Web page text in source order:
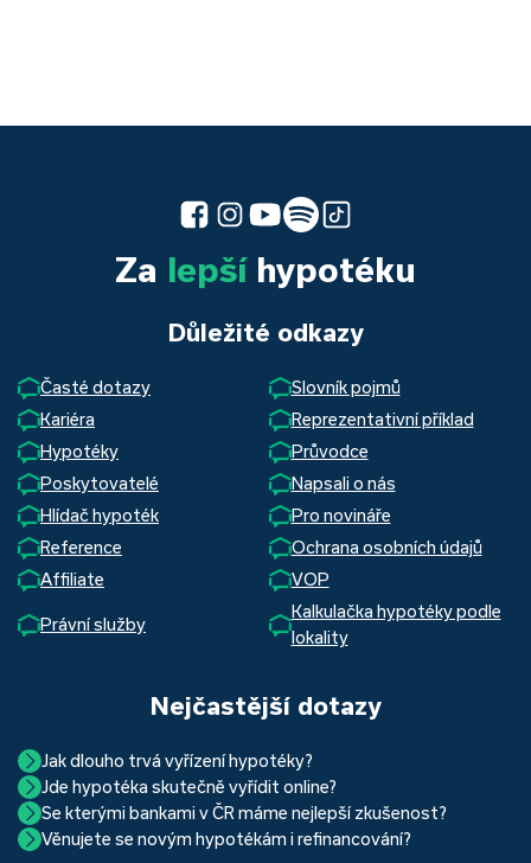
Za lepšíhypotéku
Důležité odkazy
Časté dotazy
Slovník pojmů
Kariéra
Reprezentativní příklad
Hypotéky
Průvodce
Poskytovatelé
Napsali o nás
Hlídač hypoték
Pro novináře
Reference
Ochrana osobních údajů
Affiliate
VOP
Právní služby
Kalkulačka hypotéky podle
lokality
Nejčastější dotazy
Jak dlouho trvá vyřízení hypotéky?
Hypotéka se dá zvládnout za měsíc i za tři. Nejčastěji její
uzavření trvá okolo 2 měsíců. Důvodem je především
schvalovací proces na straně bank. Existuje však řada cest,
Jde hypotéka skutečně vyřídit online?
Ano, skutečně jde. Díky moderním technologiím, které
používáme, již do banky při vyřizování hypotéky skutečně
Se kterými bankami v ČR máme nejlepší zkušenost?
Nejvíce proklientská je určitě Hypoteční banka. Svou
Věnujete se novým hypotékám i refinancování?